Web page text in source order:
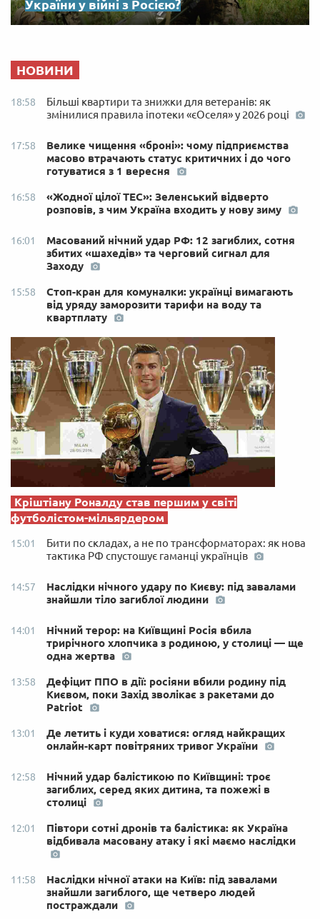
України у війні з Росією?
НОВИНИ
18:58
Більші квартири та знижки для ветеранів: як
змінилися правила іпотеки «єОселя» у 2026 році
17:58
Велике чищення «броні»: чому підприємства
масово втрачають статус критичних і до чого
готуватися з 1 вересня
16:58
«Жодної цілої ТЕС»: Зеленський відверто
розповів, з чим Україна входить у нову зиму
16:01
Масований нічний удар РФ: 12 загиблих, сотня
збитих «шахедів» та черговий сигнал для
Заходу
15:58
Стоп-кран для комуналки: українці вимагають
від уряду заморозити тарифи на воду та
квартплату
Кріштіану Роналду став першим у світі
футболістом-мільярдером
15:01
Бити по складах, а не по трансформаторах: як нова
тактика РФ спустошує гаманці українців
14:57
Наслідки нічного удару по Києву: під завалами
знайшли тіло загиблої людини
14:01
Нічний терор: на Київщині Росія вбила
трирічного хлопчика з родиною, у столиці — ще
одна жертва
13:58
Дефіцит ППО в дії: росіяни вбили родину під
Києвом, поки Захід зволікає з ракетами до
Patriot
13:01
Де летить і куди ховатися: огляд найкращих
онлайн-карт повітряних тривог України
12:58
Нічний удар балістикою по Київщині: троє
загиблих, серед яких дитина, та пожежі в
столиці
12:01
Півтори сотні дронів та балістика: як Україна
відбивала масовану атаку і які маємо наслідки
11:58
Наслідки нічної атаки на Київ: під завалами
знайшли загиблого, ще четверо людей
постраждали